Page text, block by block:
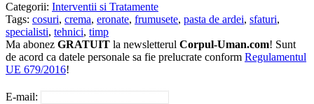
Categorii: Interventii si Tratamente
Tags: cosuri, crema, eronate, frumusete, pasta de ardei, sfaturi,
specialisti, tehnici, timp
Ma abonez GRATUIT la newsletterul Corpul-Uman.com! Sunt
de acord ca datele personale sa fie prelucrate conform Regulamentul
UE 679/2016!
E-mail: